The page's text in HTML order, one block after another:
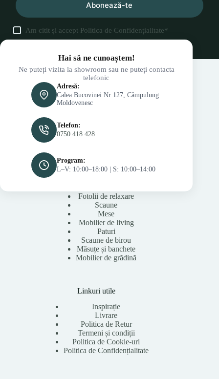
Abonează-te
Am citit și accept Politica de Confidențialitate*
Hai să ne cunoaștem!
Ne puteți vizita la showroom sau ne puteți contacta
telefonic
Adresă:
Calea Bucovinei Nr 127, Câmpulung
Moldovenesc
Telefon:
0750 418 428
Program:
L–V: 10:00–18:00 | S: 10:00–14:00
Fotolii de relaxare
Scaune
Mese
Mobilier de living
Paturi
Scaune de birou
Măsuțe și banchete
Mobilier de grădină
Linkuri utile
Inspirație
Livrare
Politica de Retur
Termeni și condiții
Politica de Cookie-uri
Politica de Confidențialitate